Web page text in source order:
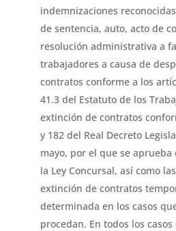
indemnizaciones
de sentencia, auto, acto de
resolución administrativa a
trabajadores a causa de
contratos conforme a los
41.3 del Estatuto de los
extinción de contratos
y 182 del Real Decreto
mayo, por el que se
la Ley Concursal, así como
extinción de contratos
determinada en los casos
procedan. En todos los